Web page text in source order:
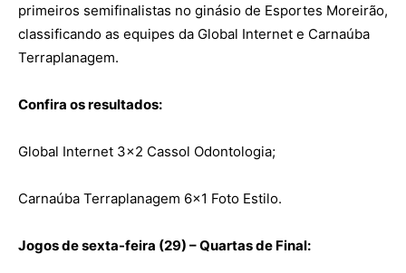
primeiros semifinalistas no ginásio de Esportes Moreirão,
classificando as equipes da Global Internet e Carnaúba
Terraplanagem.
Confira os resultados:
Global Internet 3×2 Cassol Odontologia;
Carnaúba Terraplanagem 6×1 Foto Estilo.
Jogos de sexta-feira (29) – Quartas de Final: